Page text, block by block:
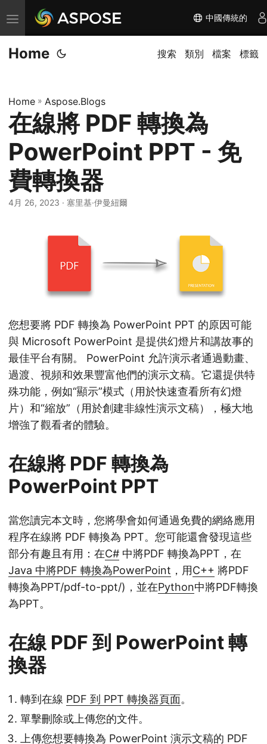
切
换
导
中國傳統的
Home 搜索 類別 檔案 標籤
Home » Aspose.Blogs
在線將 PDF 轉換為
PowerPoint PPT - 免
費轉換器
4月 26, 2023 · 塞里基·伊曼紐爾
您想要將 PDF 轉換為 PowerPoint PPT 的原因可能
與 Microsoft PowerPoint 是提供幻燈片和講故事的
最佳平台有關。 PowerPoint 允許演示者通過動畫、
過渡、視頻和效果豐富他們的演示文稿。它還提供特
殊功能，例如“顯示”模式（用於快速查看所有幻燈
片）和“縮放”（用於創建非線性演示文稿），極大地
增強了觀看者的體驗。
在線將 PDF 轉換為
PowerPoint PPT
當您讀完本文時，您將學會如何通過免費的網絡應用
程序在線將 PDF 轉換為 PPT。您可能還會發現這些
部分有趣且有用：在C# 中將PDF 轉換為PPT，在
Java 中將PDF 轉換為PowerPoint ，用C++ 將PDF
轉換為PPT/pdf-to-ppt/)，並在Python中將PDF轉換
為PPT。
在線 PDF 到 PowerPoint 轉
換器
轉到在線 PDF 到 PPT 轉換器頁面。
單擊刪除或上傳您的文件。
上傳您想要轉換為 PowerPoint 演示文稿的 PDF